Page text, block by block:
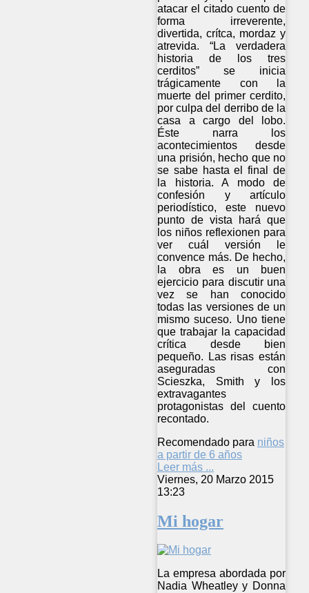
atacar el citado cuento de
forma irreverente,
divertida, crítca, mordaz y
atrevida. “La verdadera
historia de los tres
cerditos” se inicia
trágicamente con la
muerte del primer cerdito,
por culpa del derribo de la
casa a cargo del lobo.
Éste narra los
acontecimientos desde
una prisión, hecho que no
se sabe hasta el final de
la historia. A modo de
confesión y artículo
periodístico, este nuevo
punto de vista hará que
los niños reflexionen para
ver cuál versión le
convence más. De hecho,
la obra es un buen
ejercicio para discutir una
vez se han conocido
todas las versiones de un
mismo suceso. Uno tiene
que trabajar la capacidad
crítica desde bien
pequeño. Las risas están
aseguradas con
Scieszka, Smith y los
extravagantes
protagonistas del cuento
recontado.
Recomendado para niños
a partir de 6 años
Leer más ...
Viernes, 20 Marzo 2015
13:23
Mi hogar
La empresa abordada por
Nadia Wheatley y Donna